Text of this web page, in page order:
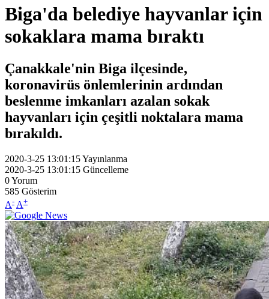
Biga'da belediye hayvanlar için
sokaklara mama bıraktı
Çanakkale'nin Biga ilçesinde,
koronavirüs önlemlerinin ardından
beslenme imkanları azalan sokak
hayvanları için çeşitli noktalara mama
bırakıldı.
2020-3-25 13:01:15Yayınlanma
2020-3-25 13:01:15 Güncelleme
0Yorum
585 Gösterim
A- A+